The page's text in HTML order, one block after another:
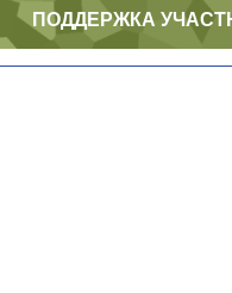
ПОДДЕРЖКА